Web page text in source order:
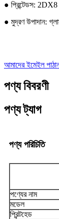
● প্রিন্টেডস: 2DX8
● মুদ্রণ উপাদান:
আমাদের ইমেইল
পণ্য বিবরণী
পণ্য ট্যাগ
পণ্য পরিচিতি
পণ্যের নাম
মডেল
প্রিন্টহেড